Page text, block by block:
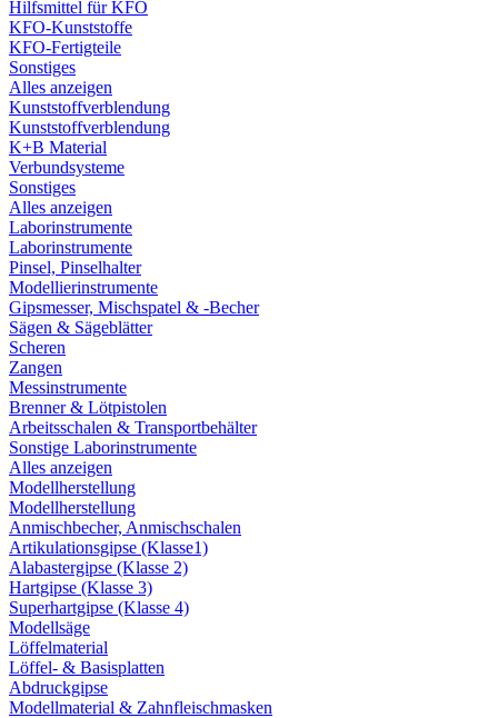
Hilfsmittel für KFO
KFO-Kunststoffe
KFO-Fertigteile
Sonstiges
Alles anzeigen
Kunststoffverblendung
Kunststoffverblendung
K+B Material
Verbundsysteme
Sonstiges
Alles anzeigen
Laborinstrumente
Laborinstrumente
Pinsel, Pinselhalter
Modellierinstrumente
Gipsmesser, Mischspatel & -Becher
Sägen & Sägeblätter
Scheren
Zangen
Messinstrumente
Brenner & Lötpistolen
Arbeitsschalen & Transportbehälter
Sonstige Laborinstrumente
Alles anzeigen
Modellherstellung
Modellherstellung
Anmischbecher, Anmischschalen
Artikulationsgipse (Klasse1)
Alabastergipse (Klasse 2)
Hartgipse (Klasse 3)
Superhartgipse (Klasse 4)
Modellsäge
Löffelmaterial
Löffel- & Basisplatten
Abdruckgipse
Modellmaterial & Zahnfleischmasken